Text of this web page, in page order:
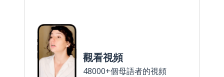
觀看視頻
48000+個母語者的視頻